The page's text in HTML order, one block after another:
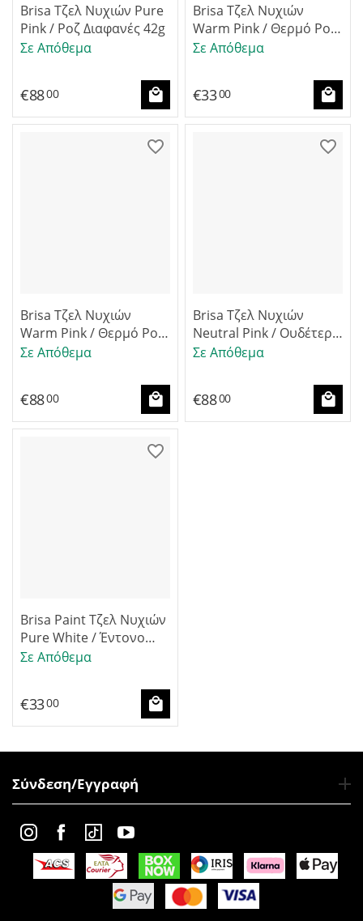
Brisa Τζελ Νυχιών Pure
Pink / Ροζ Διαφανές 42g
Σε Απόθεμα
€8800
Brisa Τζελ Νυχιών
Warm Pink / Θερμό Ροζ
Ημι-διαφανές 14g
Σε Απόθεμα
€3300
Brisa Τζελ Νυχιών
Warm Pink / Θερμό Ροζ
Ημι-διαφανές 42g
Σε Απόθεμα
€8800
Brisa Τζελ Νυχιών
Neutral Pink / Ουδέτερο
Ροζ Ημι-διάφανο 42g
Σε Απόθεμα
€8800
Brisa Paint Τζελ Νυχιών
Pure White / Έντονο
Λευκό 12ml
Σε Απόθεμα
€3300
Σύνδεση/Εγγραφή